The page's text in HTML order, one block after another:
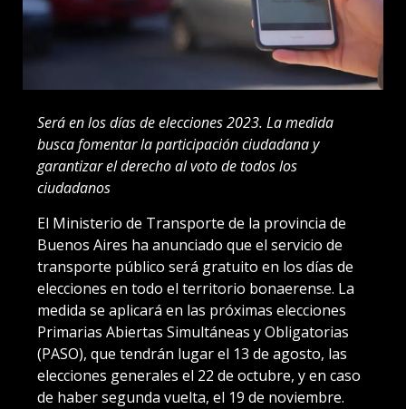
Será en los días de elecciones 2023. La medida
busca fomentar la participación ciudadana y
garantizar el derecho al voto de todos los
ciudadanos
El Ministerio de Transporte de la provincia de
Buenos Aires ha anunciado que el servicio de
transporte público será gratuito en los días de
elecciones en todo el territorio bonaerense. La
medida se aplicará en las próximas elecciones
Primarias Abiertas Simultáneas y Obligatorias
(PASO), que tendrán lugar el 13 de agosto, las
elecciones generales el 22 de octubre, y en caso
de haber segunda vuelta, el 19 de noviembre.